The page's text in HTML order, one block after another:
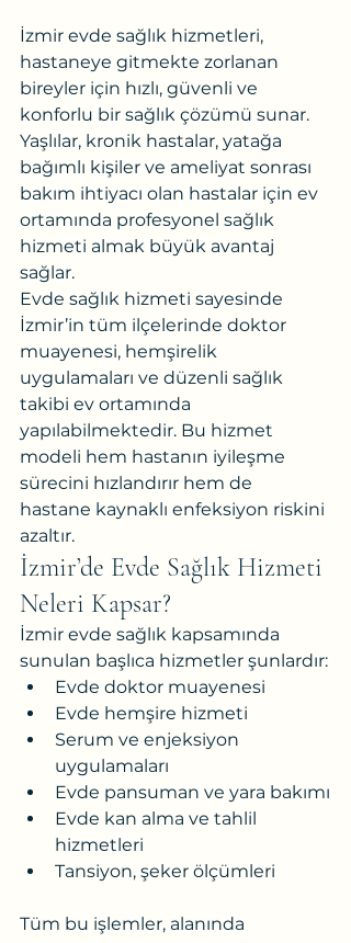
İzmir evde sağlık hizmetleri,
hastaneye gitmekte zorlanan
bireyler için hızlı, güvenli ve
konforlu bir sağlık çözümü sunar.
Yaşlılar, kronik hastalar, yatağa
bağımlı kişiler ve ameliyat sonrası
bakım ihtiyacı olan hastalar için ev
ortamında profesyonel sağlık
hizmeti almak büyük avantaj
sağlar.
Evde sağlık hizmeti sayesinde
İzmir’in tüm ilçelerinde doktor
muayenesi, hemşirelik
uygulamaları ve düzenli sağlık
takibi ev ortamında
yapılabilmektedir. Bu hizmet
modeli hem hastanın iyileşme
sürecini hızlandırır hem de
hastane kaynaklı enfeksiyon riskini
azaltır.
İzmir’de Evde Sağlık Hizmeti
Neleri Kapsar?
İzmir evde sağlık kapsamında
sunulan başlıca hizmetler şunlardır:
Evde doktor muayenesi
Evde hemşire hizmeti
Serum ve enjeksiyon
uygulamaları
Evde pansuman ve yara bakımı
Evde kan alma ve tahlil
hizmetleri
Tansiyon, şeker ölçümleri
Tüm bu işlemler, alanında